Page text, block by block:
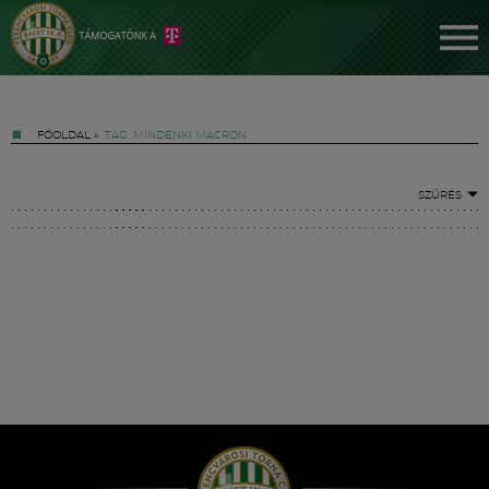
FŐOLDAL » TAG: MINDENKI MACRON
SZŰRÉS
Hírek